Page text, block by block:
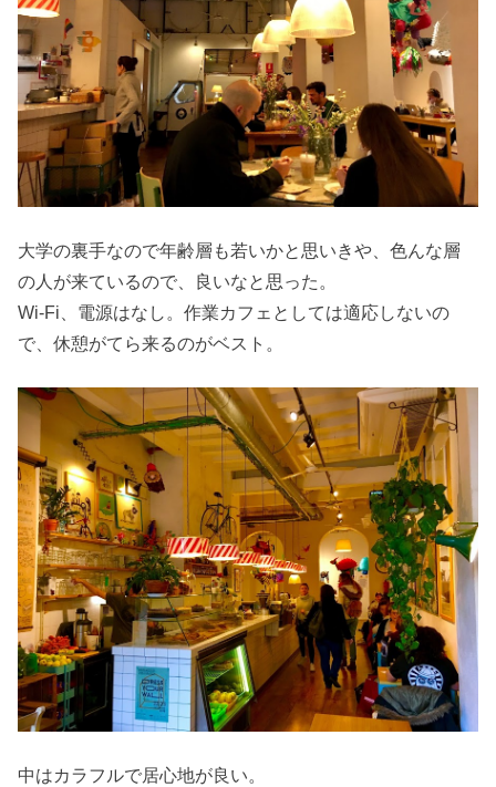
大学の裏手なので年齢層も若いかと思いきや、色んな層
の人が来ているので、良いなと思った。
Wi-Fi、電源はなし。作業カフェとしては適応しないの
で、休憩がてら来るのがベスト。
中はカラフルで居心地が良い。